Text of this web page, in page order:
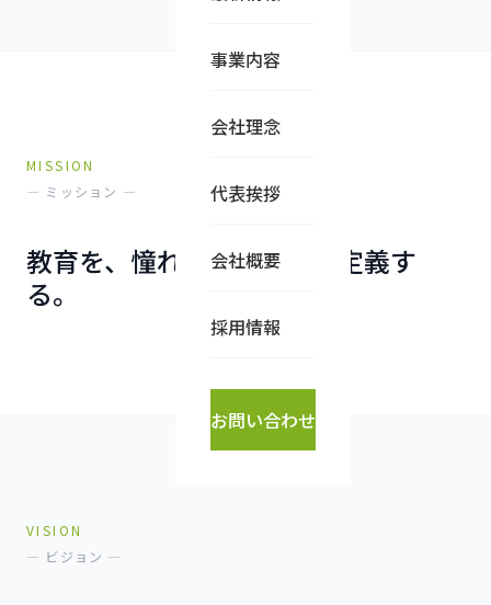
事業内容
会社理念
代表挨拶
会社概要
採用情報
お問い合わせ
MISSION
— ミッション —
教育を、 憧れの職業へと再定義す
る。
VISION
— ビジョン —